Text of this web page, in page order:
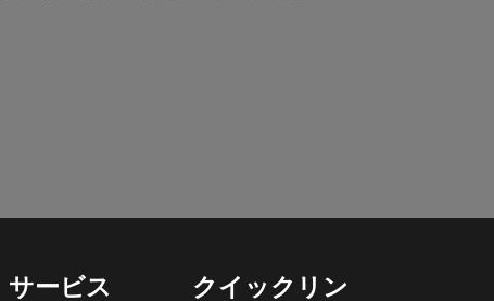
サービス
クイックリン